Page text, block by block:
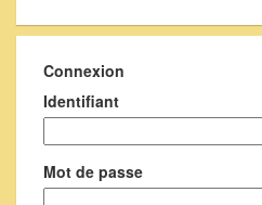
Connexion
Identifiant
Mot de passe